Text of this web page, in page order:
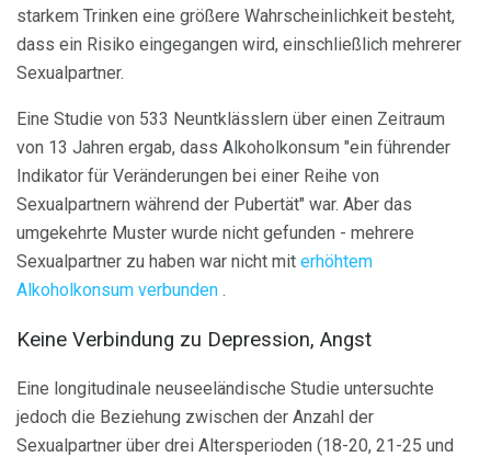
starkem Trinken eine größere Wahrscheinlichkeit besteht,
dass ein Risiko eingegangen wird, einschließlich mehrerer
Sexualpartner.
Eine Studie von 533 Neuntklässlern über einen Zeitraum
von 13 Jahren ergab, dass Alkoholkonsum "ein führender
Indikator für Veränderungen bei einer Reihe von
Sexualpartnern während der Pubertät" war. Aber das
umgekehrte Muster wurde nicht gefunden - mehrere
Sexualpartner zu haben war nicht mit erhöhtem
Alkoholkonsum verbunden .
Keine Verbindung zu Depression, Angst
Eine longitudinale neuseeländische Studie untersuchte
jedoch die Beziehung zwischen der Anzahl der
Sexualpartner über drei Altersperioden (18-20, 21-25 und